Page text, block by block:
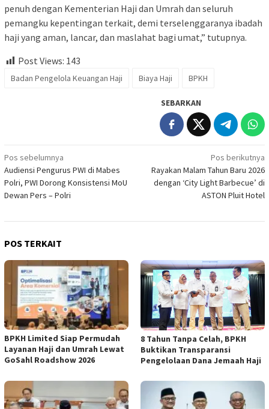
penuh dengan Kementerian Haji dan Umrah dan seluruh
pemangku kepentingan terkait, demi terselenggaranya ibadah
haji yang aman, lancar, dan maslahat bagi umat,” tutupnya.
Post Views: 143
Badan Pengelola Keuangan Haji Biaya Haji BPKH
SEBARKAN
Navigasi
pos
Pos sebelumnya
Audiensi Pengurus PWI di Mabes
Polri, PWI Dorong Konsistensi MoU
Dewan Pers – Polri
Pos berikutnya
Rayakan Malam Tahun Baru 2026
dengan ‘City Light Barbecue’ di
ASTON Pluit Hotel
POS TERKAIT
BPKH Limited Siap Permudah
Layanan Haji dan Umrah Lewat
GoSahl Roadshow 2026
​8 Tahun Tanpa Celah, BPKH
Buktikan Transparansi
Pengelolaan Dana Jemaah Haji